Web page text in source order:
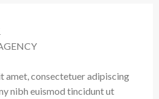
amet, consectetuer adipiscing
nibh euismod tincidunt ut